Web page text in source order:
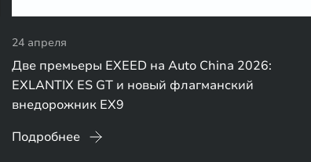
24 апреля
Две премьеры EXEED на Auto China 2026:
EXLANTIX ES GT и новый флагманский
внедорожник EX9
Подробнее